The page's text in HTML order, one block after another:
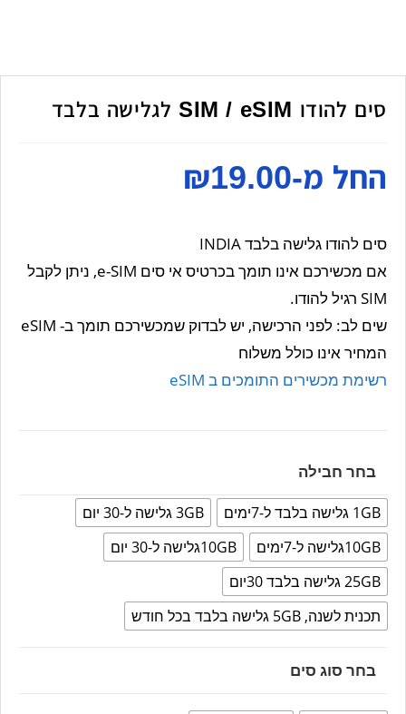
סים להודו SIM / eSIM לגלישה בלבד
החל מ- ₪19.00
סים להודו גלישה בלבד INDIA
אם מכשירכם אינו תומך בכרטיס אי סים e-SIM, ניתן לקבל
SIM רגיל להודו.
שים לב: לפני הרכישה, יש לבדוק שמכשירכם תומך ב- eSIM
המחיר אינו כולל משלוח
רשימת מכשירים התומכים ב eSIM
בחר חבילה
1GB גלישה בלבד ל-7ימים
3GB גלישה ל-30 יום
10GBגלישה ל-7ימים
10GBגלישה ל-30 יום
25GB גלישה בלבד 30יום
תכנית לשנה, 5GB גלישה בלבד בכל חודש
בחר סוג סים